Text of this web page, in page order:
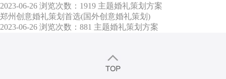
2023-06-26 浏览次数：1919 主题婚礼策划方案
郑州创意婚礼策划首选(国外创意婚礼策划)
2023-06-26 浏览次数：881 主题婚礼策划方案